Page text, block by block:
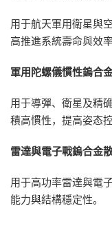
用于航天軍用衛星與
高推進系統壽命與效率
軍用陀螺儀慣性鎢合
用于導彈、衛星及精
積高慣性，提高姿态控
雷達與電子戰鎢合金
用于高功率雷達與電
能力與結構穩定性。